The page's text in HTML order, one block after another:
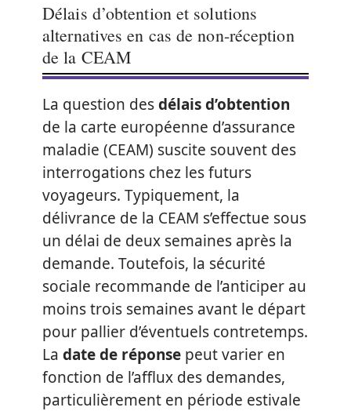
Délais d’obtention et solutions
alternatives en cas de non-réception
de la CEAM
La question desdélais d’obtention
de la carte européenne d’assurance
maladie (CEAM) suscite souvent des
interrogations chez les futurs
voyageurs. Typiquement, la
délivrance de la CEAM s’effectue sous
un délai de deux semaines après la
demande. Toutefois, la sécurité
sociale recommande de l’anticiper au
moins trois semaines avant le départ
pour pallier d’éventuels contretemps.
La date de réponse peut varier en
fonction de l’afflux des demandes,
particulièrement en période estivale